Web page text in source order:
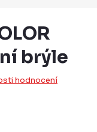
brýle
hodnocení